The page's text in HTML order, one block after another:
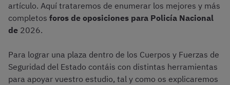
artículo. Aquí trataremos de enumerar los mejores y más
completos foros de oposiciones para Policía Nacional
de 2026.
Para lograr una plaza dentro de los Cuerpos y Fuerzas de
Seguridad del Estado contáis con distintas herramientas
para apoyar vuestro estudio, tal y como os explicaremos